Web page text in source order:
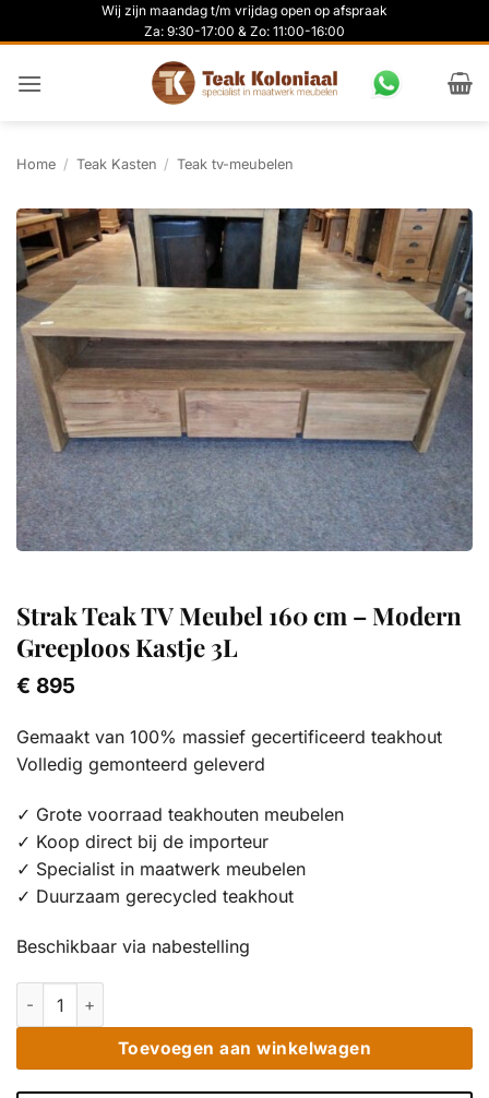
naar
Wij zijn maandag t/m vrijdag open op afspraak
Za: 9:30-17:00 & Zo: 11:00-16:00
Home / Teak Kasten / Teak tv-meubelen
Strak Teak TV Meubel 160 cm – Modern
Greeploos Kastje 3L
€ 895
Gemaakt van 100% massief gecertificeerd teakhout
Volledig gemonteerd geleverd
✓ Grote voorraad teakhouten meubelen
✓ Koop direct bij de importeur
✓ Specialist in maatwerk meubelen
✓ Duurzaam gerecycled teakhout
Beschikbaar via nabestelling
Strak Teak TV Meubel 160 cm - Modern Greeploos Kastje 3L
Toevoegen aan winkelwagen